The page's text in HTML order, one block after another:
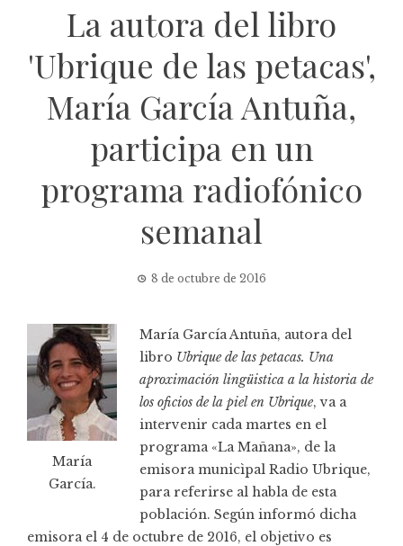
La autora del libro
'Ubrique de las petacas',
María García Antuña,
participa en un
programa radiofónico
semanal
8 de octubre de 2016
María
García.
María García Antuña, autora del
libro Ubrique de las petacas. Una
aproximación lingüistica a la historia de
los oficios de la piel en Ubrique, va a
intervenir cada martes en el
programa «La Mañana», de la
emisora municìpal Radio Ubrique,
para referirse al habla de esta
población. Según informó dicha
emisorael 4 de octubre de 2016, el objetivo es